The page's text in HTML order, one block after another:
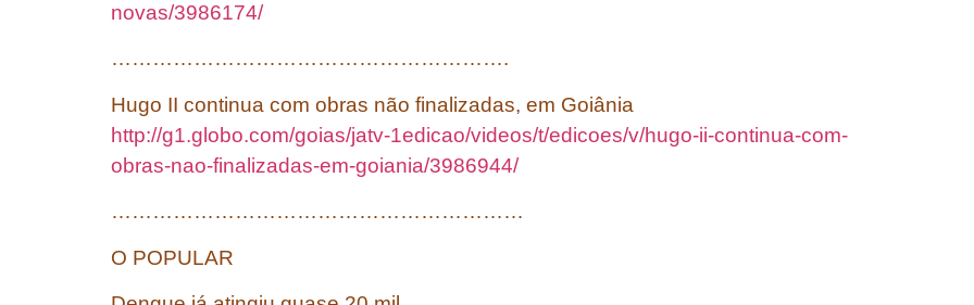
novas/3986174/
………………………………………………….
Hugo II continua com obras não finalizadas, em Goiânia
http://g1.globo.com/goias/jatv-1edicao/videos/t/edicoes/v/hugo-ii-continua-com-
obras-nao-finalizadas-em-goiania/3986944/
……………………………………………………
O POPULAR